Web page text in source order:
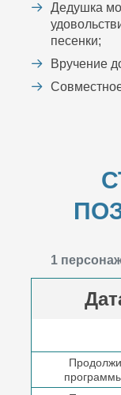
Дедушка
песенки;
Вручение
1